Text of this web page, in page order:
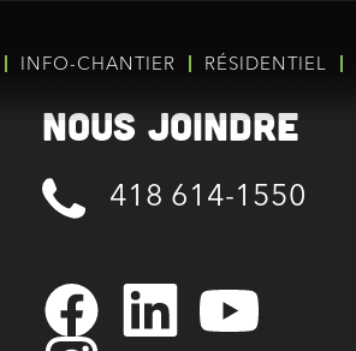
INFO-CHANTIER RÉSIDENTIEL
Nous joindre
418 614-1550